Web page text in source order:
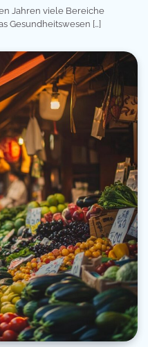
Jahren viele Bereiche
Gesundheitswesen […]